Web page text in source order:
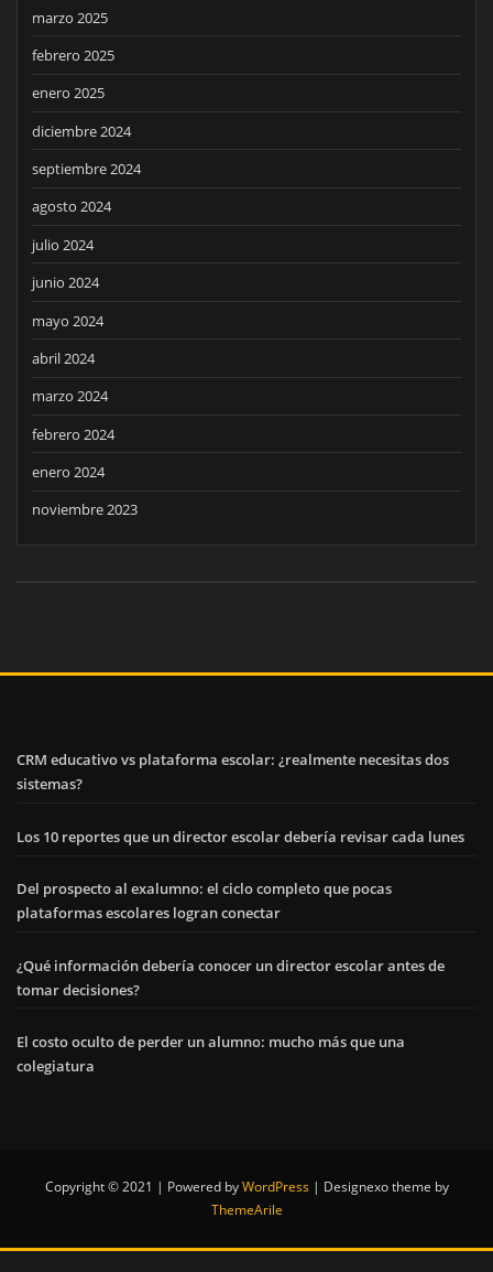
marzo 2025
febrero 2025
enero 2025
diciembre 2024
septiembre 2024
agosto 2024
julio 2024
junio 2024
mayo 2024
abril 2024
marzo 2024
febrero 2024
enero 2024
noviembre 2023
CRM educativo vs plataforma escolar: ¿realmente necesitas dos
sistemas?
Los 10 reportes que un director escolar debería revisar cada lunes
Del prospecto al exalumno: el ciclo completo que pocas
plataformas escolares logran conectar
¿Qué información debería conocer un director escolar antes de
tomar decisiones?
El costo oculto de perder un alumno: mucho más que una
colegiatura
Copyright © 2021 | Powered byWordPress | Designexo theme by
ThemeArile